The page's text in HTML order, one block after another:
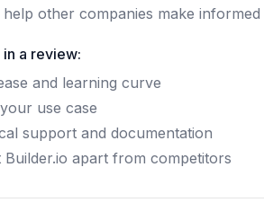
other companies make informed
a review:
and learning curve
use case
support and documentation
Builder.io apart from competitors